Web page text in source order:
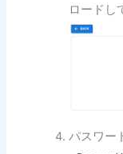
ロードし
パスワー